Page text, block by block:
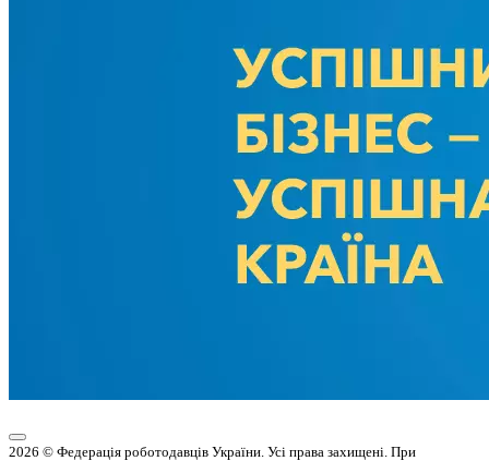
2026 © Федерація роботодавців України. Усі права захищені. При